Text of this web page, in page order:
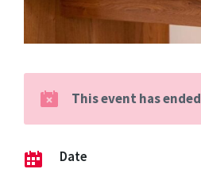
This event has ended
Date